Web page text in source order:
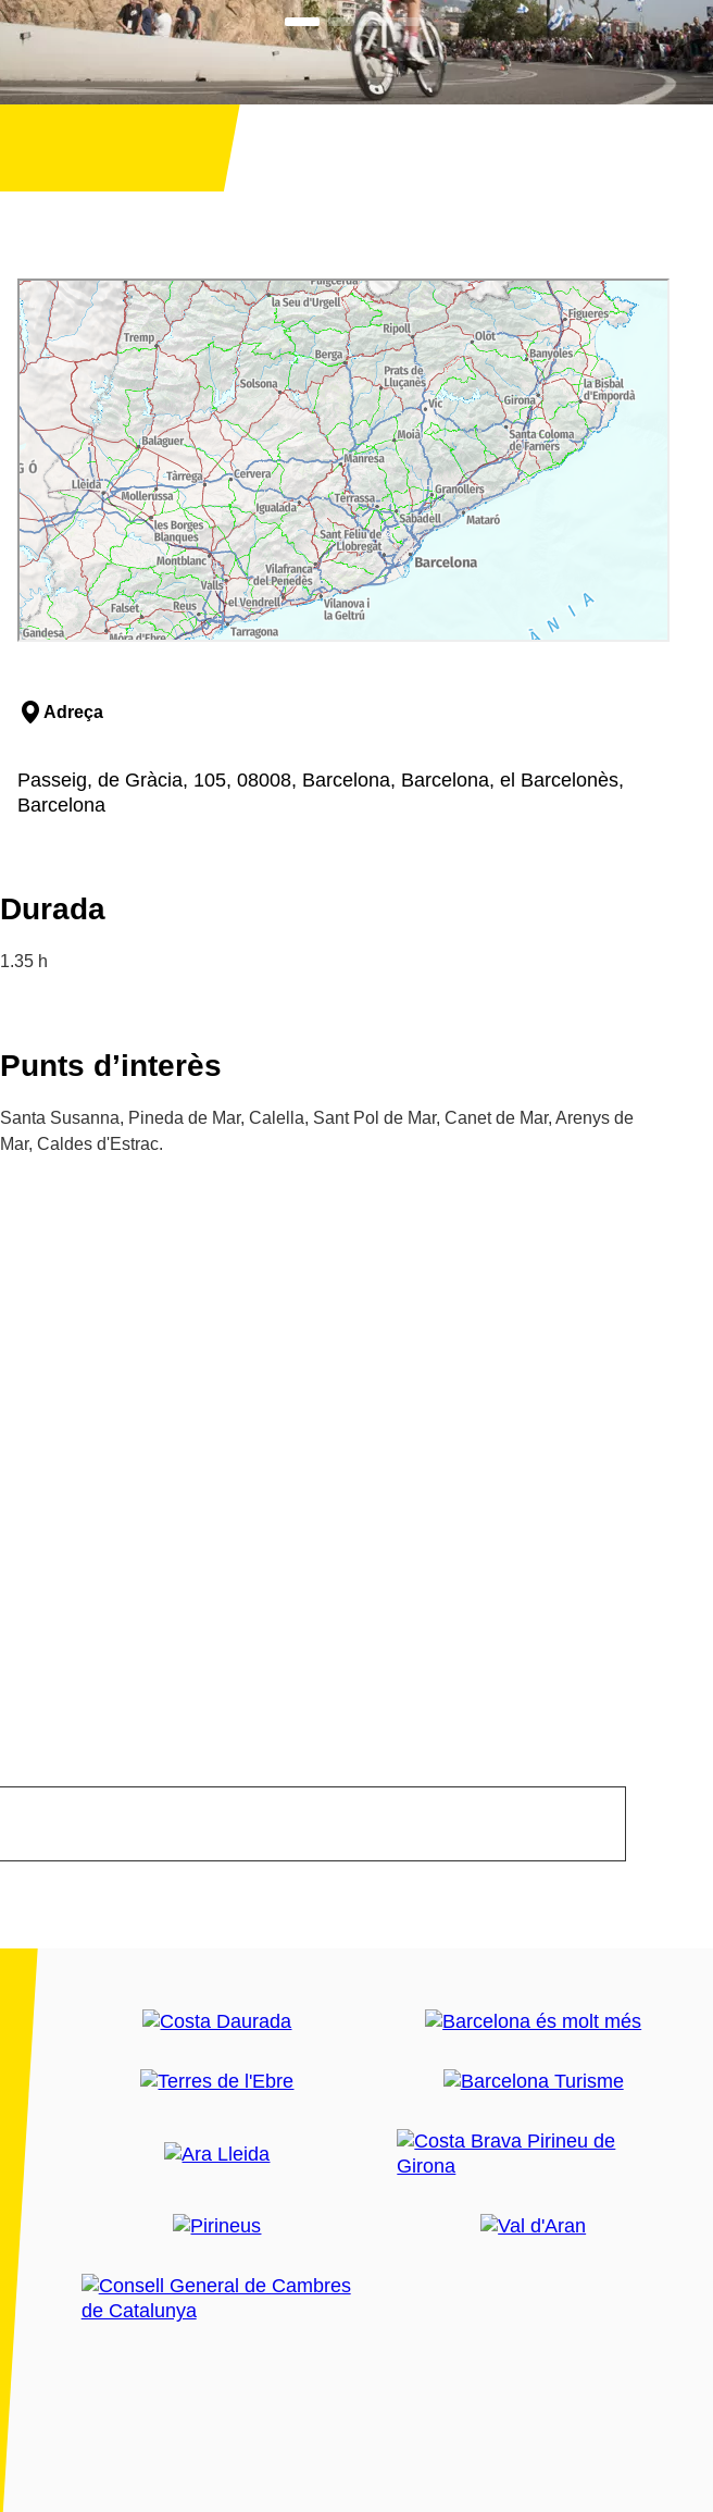
Adreça
Passeig, de Gràcia, 105, 08008, Barcelona, Barcelona, el Barcelonès,
Barcelona
Durada
1.35 h
Punts d’interès
Santa Susanna, Pineda de Mar, Calella, Sant Pol de Mar, Canet de Mar, Arenys de
Mar, Caldes d'Estrac.